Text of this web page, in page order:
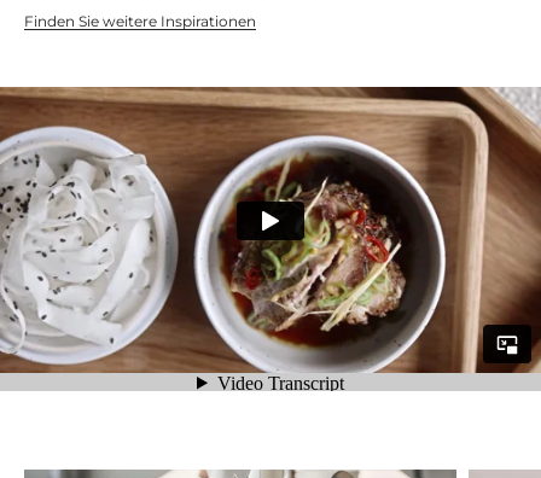
Finden Sie weitere Inspirationen